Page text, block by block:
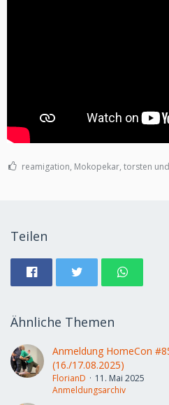
reamigation, Mokopekar, torsten
Teilen
Ähnliche Themen
Anmeldung HomeCon
(16./17.08.2025)
FlorianD
11. Mai 2025
Anmeldungsarchiv